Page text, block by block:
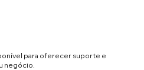
para oferecer suporte e
negócio.